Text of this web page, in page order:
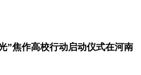
”焦作高校行动启动仪式在河南